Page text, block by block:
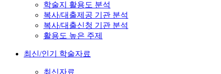
학술지 활용도 분석
복사/대출제공 기관 분석
복사/대출신청 기관 분석
활용도 높은 주제
최신/인기 학술자료
최신자료